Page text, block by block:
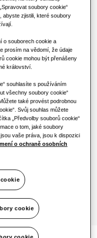
soubory cookie“
abyste zjistili, které soubory
o souborech cookie a
prosím na vědomí, že údaje
cookie mohou být přenášeny
království.
souhlasíte s používáním
všechny soubory cookie“
také provést podrobnou
Svůj souhlas můžete
„Předvolby souborů cookie“
o tom, jaké soubory
vaše práva, jsou k dispozici
o ochraně osobních
cookie